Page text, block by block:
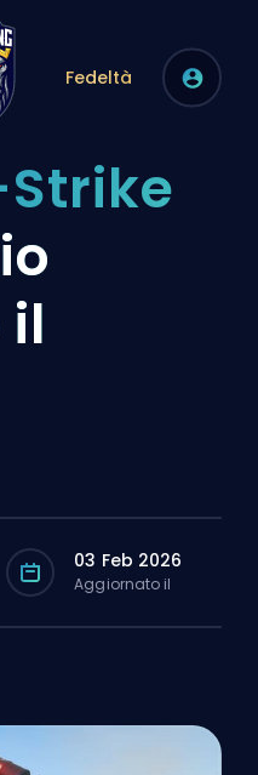
Fedeltà
il
03 Feb 2026
Aggiornato il